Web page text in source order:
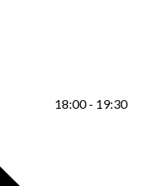
18:00 - 19:30